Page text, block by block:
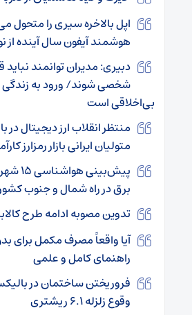
اپل بالاخره سیری را متحول
هوشمند آیفون سال آینده از
دبیری: مدیران توانمند
شخصی شوند/ ورود به
بی‌اخلاقی است
منتظر انقلاب ارز دیجیتال در
متولیان ایرانی بازار رمزارز
برق در راه شمال و جنوب
تدوین مصوبه ادامه طرح
آیا واقعاً مصرف مکمل برای
راهنمای کامل و علمی
فروریختن ساختمان در
وقوع زلزله ۶.۱ ریشتری